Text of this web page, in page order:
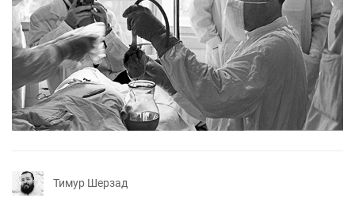
Тимур Шерзад